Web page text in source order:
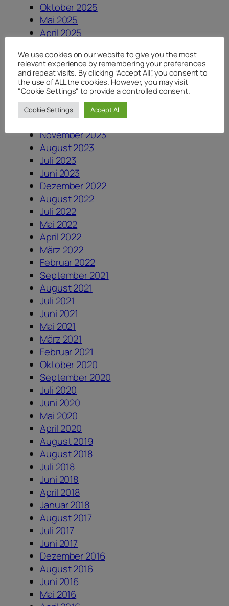
Oktober 2025
Mai 2025
April 2025
September 2024
August 2024
Juli 2024
Juni 2024
Mai 2024
März 2024
November 2023
August 2023
Juli 2023
Juni 2023
Dezember 2022
August 2022
Juli 2022
Mai 2022
April 2022
März 2022
Februar 2022
September 2021
August 2021
Juli 2021
Juni 2021
Mai 2021
März 2021
Februar 2021
Oktober 2020
September 2020
Juli 2020
Juni 2020
Mai 2020
April 2020
August 2019
August 2018
Juli 2018
Juni 2018
April 2018
Januar 2018
August 2017
Juli 2017
Juni 2017
Dezember 2016
August 2016
Juni 2016
Mai 2016
We use cookies on our website to give you the most
relevant experience by remembering your preferences
and repeat visits. By clicking “Accept All”, you consent to
the use of ALL the cookies. However, you may visit
"Cookie Settings" to provide a controlled consent.
Cookie Settings Accept All